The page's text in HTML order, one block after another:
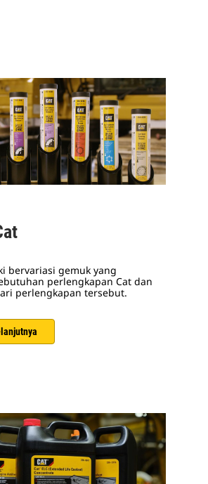
bervariasi gemuk yang
perlengkapan Cat dan
perlengkapan tersebut.